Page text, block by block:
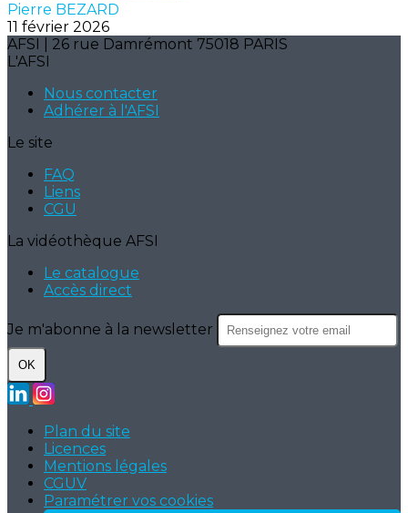
Pierre BEZARD
11 février 2026
AFSI | 26 rue Damrémont 75018 PARIS
L'AFSI
Nous contacter
Adhérer à l'AFSI
Le site
FAQ
Liens
CGU
La vidéothèque AFSI
Le catalogue
Accès direct
Je m'abonne à la newsletter
OK
Plan du site
Licences
Mentions légales
CGUV
Paramétrer vos cookies